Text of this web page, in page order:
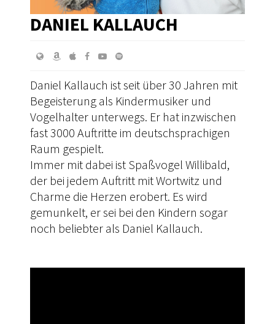
DANIEL KALLAUCH
Daniel Kallauch ist seit über 30 Jahren mit
Begeisterung als Kindermusiker und
Vogelhalter unterwegs. Er hat inzwischen
fast 3000 Auftritte im deutschsprachigen
Raum gespielt.
Immer mit dabei ist Spaßvogel Willibald,
der bei jedem Auftritt mit Wortwitz und
Charme die Herzen erobert. Es wird
gemunkelt, er sei bei den Kindern sogar
noch beliebter als Daniel Kallauch.